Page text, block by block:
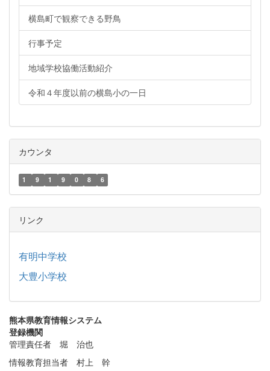
横島町で観察できる野鳥
行事予定
地域学校協働活動紹介
令和４年度以前の横島小の一日
カウンタ
1 9 1 9 0 8 6
リンク
有明中学校
大豊小学校
熊本県教育情報システム
登録機関
管理責任者 堀 治也
情報教育担当者 村上 幹